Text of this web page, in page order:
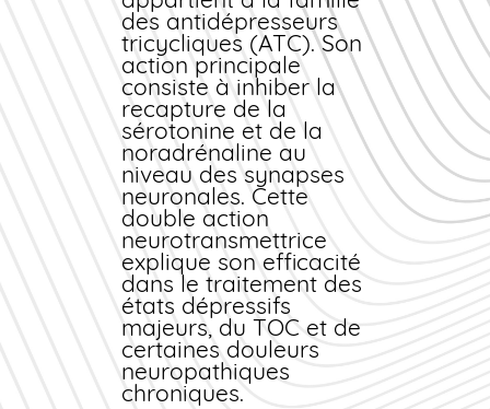
notice officielle, les
recommandations
posologiques et nos
coordonnées pour
tout suivi
pharmaceutique.
Notre objectif est de
rendre l'accès aux
soins plus simple, tout
en maintenant les plus
hauts standards de
sécurité.
des antidépresseurs
tricycliques (ATC). Son
action principale
consiste à inhiber la
recapture de la
sérotonine et de la
noradrénaline au
niveau des synapses
neuronales. Cette
double action
neurotransmettrice
explique son efficacité
dans le traitement des
états dépressifs
majeurs, du TOC et de
certaines douleurs
neuropathiques
chroniques.